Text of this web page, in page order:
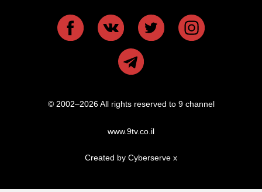
© 2002–2026 All rights reserved to 9 channel
www.9tv.co.il
Created by Cyberserve x